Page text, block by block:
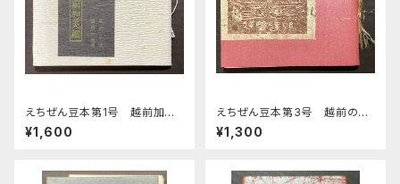
えちぜん豆本第1号 越前加美
鑑
¥1,600
えちぜん豆本第3号 越前の古
窯
¥1,300